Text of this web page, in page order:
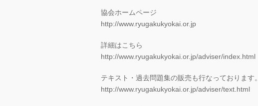
協会ホームページ
http://www.ryugakukyokai.or.jp
詳細はこちら
http://www.ryugakukyokai.or.jp/adviser/index.html
テキスト・過去問題集の販売も行なっております。
http://www.ryugakukyokai.or.jp/adviser/text.html